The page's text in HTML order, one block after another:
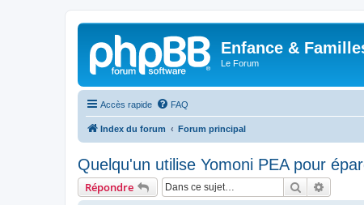
Enfance &
Le Forum
Accès rapide FAQ
Index du forum Forum principal
Quelqu'un utilise Yomoni PEA pour
Répondre Rechercher